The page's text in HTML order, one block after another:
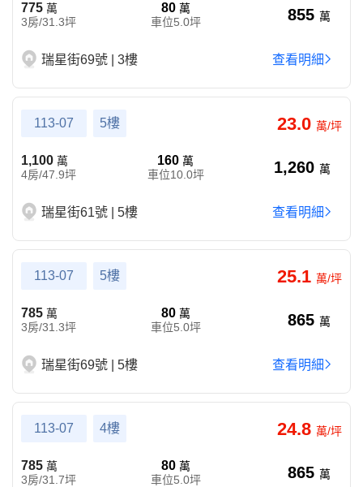
775 萬
3房/31.3坪
80 萬
車位5.0坪
855 萬
瑞星街69號 | 3樓 查看明細
113-07 5樓 23.0 萬/坪
1,100 萬
4房/47.9坪
160萬
車位10.0坪
1,260 萬
瑞星街61號 | 5樓 查看明細
113-07 5樓 25.1 萬/坪
785 萬
3房/31.3坪
80 萬
車位5.0坪
865 萬
瑞星街69號 | 5樓 查看明細
113-07 4樓 24.8 萬/坪
785 萬
3房/31.7坪
80 萬
車位5.0坪
865 萬